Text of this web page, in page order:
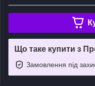
Що таке купити з
Замовлення під